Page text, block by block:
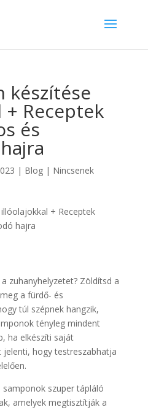
készítése
Receptek
és
| Blog| Nincsenek
zuhanyhelyzetet? Zöldítsd a
a fürdő- és
túl szépnek hangzik,
tényleg mindent
ha elkészíti saját
hogy testreszabhatja
szuper tápláló
amelyek megtisztítják a